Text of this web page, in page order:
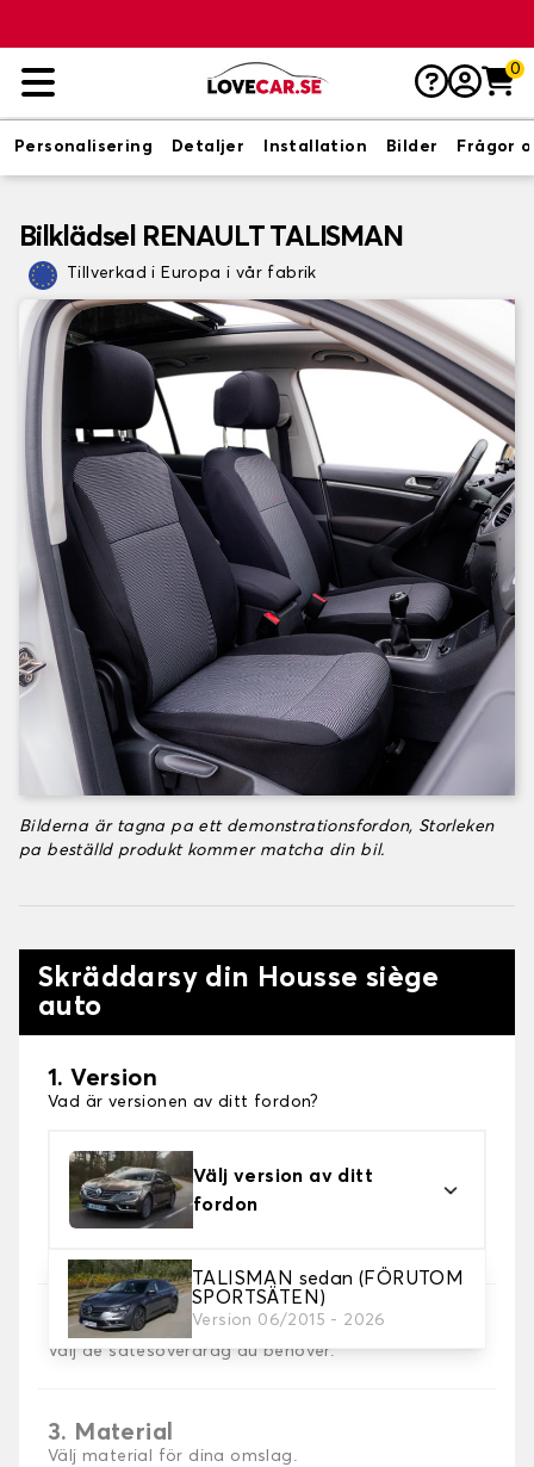
0
Personalisering Detaljer Installation Bilder Frågor
Bilklädsel RENAULT TALISMAN
Tillverkad i Europa i vår fabrik
Bilderna är tagna pa ett demonstrationsfordon, Storleken
pa beställd produkt kommer matcha din bil.
Skräddarsy din Housse siège
auto
1. Version
Vad är versionen av ditt fordon?
Välj version av ditt
fordon
TALISMAN sedan (FÖRUTOM
SPORTSÄTEN)
Version 06/2015 - 2026
2. Val av spel
Välj de sätesöverdrag du behöver.
3. Material
Välj material för dina omslag.